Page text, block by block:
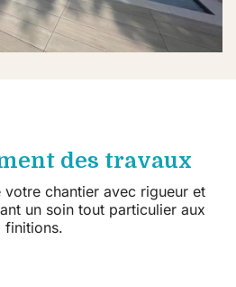
des travaux
votre chantier avec rigueur et
un soin tout particulier aux
finitions.